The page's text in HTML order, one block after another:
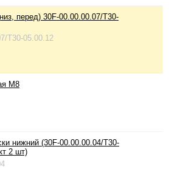
перед) 30F-00.00.00.07/T30-
T30-05.00.12
М8
нижний (30F-00.00.00.04/T30-
2 шт)